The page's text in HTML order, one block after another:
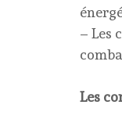
– Les
Les